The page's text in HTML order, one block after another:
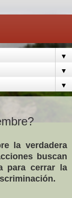
▼
▼
▼
la verdadera
buscan
para cerrar la